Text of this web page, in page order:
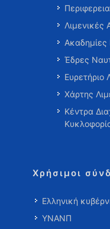
Λιμενικές
Ακαδημίες
Έδρες
Ευρετήριο
Χάρτης
Κέντρα
Χρήσιμοι
Ελληνική
ΥΝΑΝΠ